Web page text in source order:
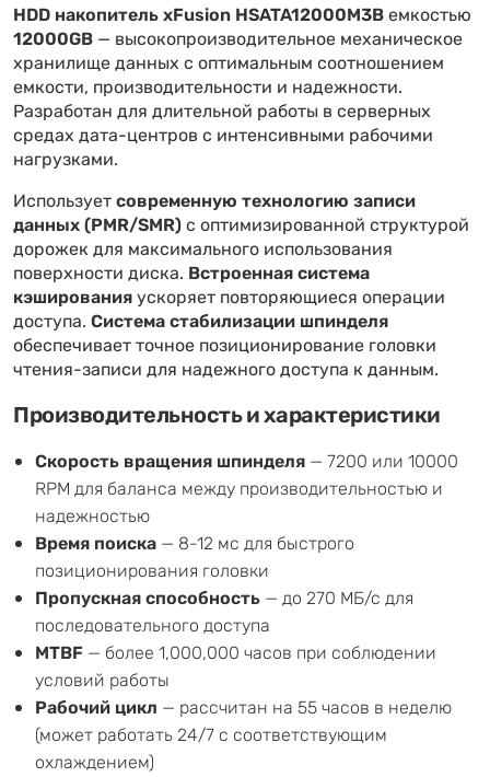
HDD накопитель xFusion HSATA12000M3Bемкостью
12000GB — высокопроизводительное механическое
хранилище данных с оптимальным соотношением
емкости, производительности и надежности.
Разработан для длительной работы в серверных
средах дата-центров с интенсивными рабочими
нагрузками.
Используетсовременную технологию записи
данных (PMR/SMR)с оптимизированной структурой
дорожек для максимального использования
поверхности диска. Встроенная система
кэшированияускоряет повторяющиеся операции
доступа. Система стабилизации шпинделя
обеспечивает точное позиционирование головки
чтения-записи для надежного доступа к данным.
Производительность и характеристики
Скорость вращения шпинделя — 7200 или 10000
RPM для баланса между производительностью и
надежностью
Время поиска — 8-12 мс для быстрого
позиционирования головки
Пропускная способность — до 270 МБ/с для
последовательного доступа
MTBF — более 1,000,000 часов при соблюдении
условий работы
Рабочий цикл — рассчитан на 55 часов в неделю
(может работать 24/7 с соответствующим
охлаждением)